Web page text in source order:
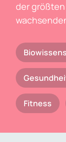
der
Fitness